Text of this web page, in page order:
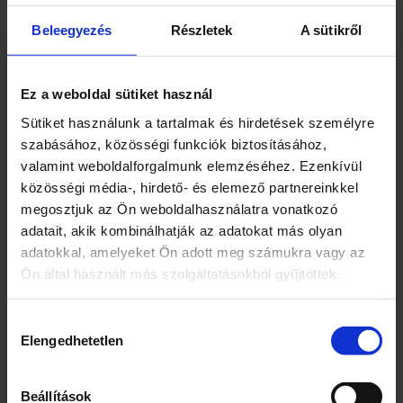
Beleegyezés Részletek A sütikről
Ez a weboldal sütiket használ
Sütiket használunk a tartalmak és hirdetések személyre
szabásához, közösségi funkciók biztosításához,
valamint weboldalforgalmunk elemzéséhez. Ezenkívül
közösségi média-, hirdető- és elemező partnereinkkel
megosztjuk az Ön weboldalhasználatra vonatkozó
adatait, akik kombinálhatják az adatokat más olyan
adatokkal, amelyeket Ön adott meg számukra vagy az
Ön által használt más szolgáltatásokból gyűjtöttek.
kiválasztása
Elengedhetetlen
Beállítások
Durum száraztészta
H-2120 Dunakeszi, Bem u. 9.
Márka
Don Francesco
10-12 perc
Kiszerelés
500
Egység (szabadon)